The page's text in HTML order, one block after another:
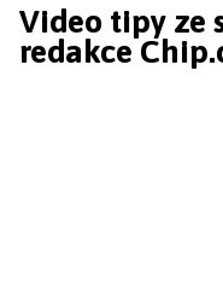
Video tipy ze
redakce